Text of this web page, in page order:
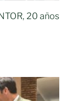
20 años